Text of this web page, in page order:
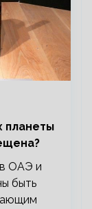
планеты
ОАЭ и
быть